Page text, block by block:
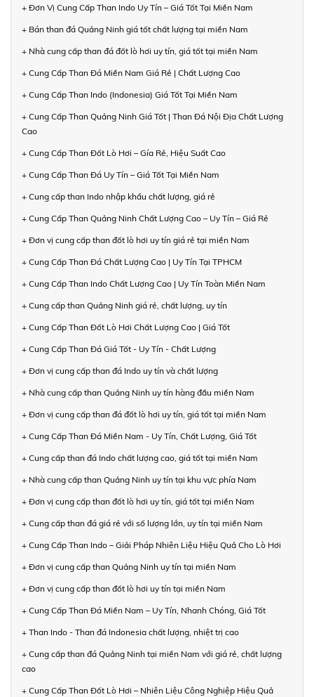
+ Đơn Vị Cung Cấp Than Indo Uy Tín – Giá Tốt Tại Miền Nam
+ Bán than đá Quảng Ninh giá tốt chất lượng tại miền Nam
+ Nhà cung cấp than đá đốt lò hơi uy tín, giá tốt tại miền Nam
+ Cung Cấp Than Đá Miền Nam Giá Rẻ | Chất Lượng Cao
+ Cung Cấp Than Indo (Indonesia) Giá Tốt Tại Miền Nam
+ Cung Cấp Than Quảng Ninh Giá Tốt | Than Đá Nội Địa Chất Lượng
Cao
+ Cung Cấp Than Đốt Lò Hơi – Gía Rẻ, Hiệu Suất Cao
+ Cung Cấp Than Đá Uy Tín – Giá Tốt Tại Miền Nam
+ Cung cấp than Indo nhập khẩu chất lượng, giá rẻ
+ Cung Cấp Than Quảng Ninh Chất Lượng Cao – Uy Tín – Giá Rẻ
+ Đơn vị cung cấp than đốt lò hơi uy tín giá rẻ tại miền Nam
+ Cung Cấp Than Đá Chất Lượng Cao | Uy Tín Tại TPHCM
+ Cung Cấp Than Indo Chất Lượng Cao | Uy Tín Toàn Miền Nam
+ Cung cấp than Quảng Ninh giá rẻ, chất lượng, uy tín
+ Cung Cấp Than Đốt Lò Hơi Chất Lượng Cao | Giá Tốt
+ Cung Cấp Than Đá Giá Tốt - Uy Tín - Chất Lượng
+ Đơn vị cung cấp than đá Indo uy tín và chất lượng
+ Nhà cung cấp than Quảng Ninh uy tín hàng đầu miền Nam
+ Đơn vị cung cấp than đá đốt lò hơi uy tín, giá tốt tại miền Nam
+ Cung Cấp Than Đá Miền Nam - Uy Tín, Chất Lượng, Giá Tốt
+ Cung cấp than đá Indo chất lượng cao, giá tốt tại miền Nam
+ Nhà cung cấp than Quảng Ninh uy tín tại khu vực phía Nam
+ Đơn vị cung cấp than đốt lò hơi uy tín, giá tốt tại miền Nam
+ Cung cấp than đá giá rẻ với số lượng lớn, uy tín tại miền Nam
+ Cung Cấp Than Indo – Giải Pháp Nhiên Liệu Hiệu Quả Cho Lò Hơi
+ Đơn vị cung cấp than Quảng Ninh uy tín tại miền Nam
+ Đơn vị cung cấp than đốt lò hơi uy tín tại miền Nam
+ Cung Cấp Than Đá Miền Nam – Uy Tín, Nhanh Chóng, Giá Tốt
+ Than Indo - Than đá Indonesia chất lượng, nhiệt trị cao
+ Cung cấp than đá Quảng Ninh tại miền Nam với giá rẻ, chất lượng
cao
+ Cung Cấp Than Đốt Lò Hơi – Nhiên Liệu Công Nghiệp Hiệu Quả